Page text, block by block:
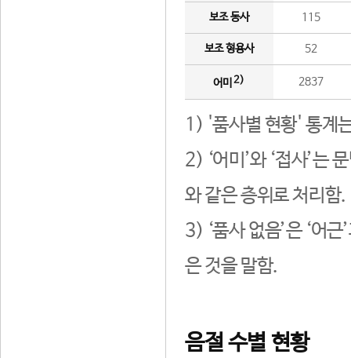
보조 동사 115
보조 형용사 52
어미 2) 2837
1) '품사별 현황' 통계
2) ‘어미’와 ‘접사’는
와 같은 층위로 처리함.
3) ‘품사 없음’은 ‘어
은 것을 말함.
음절 수별 현황